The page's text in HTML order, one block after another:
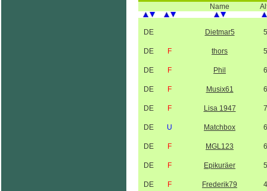
Name
DE Dietmar5
DE F thors
DE F Phil
DE F Musix61
DE F Lisa 1947
DE U Matchbox
DE F MGL123
DE F Epikuräer
DE F Frederik79